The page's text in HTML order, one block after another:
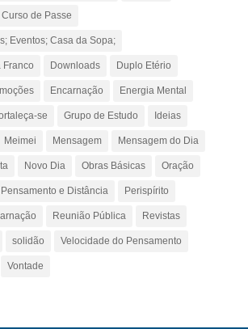
Curso de Passe
Eventos; Casa da Sopa;
Franco Downloads Duplo Etério
Encarnação Energia Mental
se Grupo de Estudo Ideias
Meimei Mensagem Mensagem do Dia
Novo Dia Obras Básicas Oração
Pensamento e Distância Perispírito
Reunião Pública Revistas
solidão Velocidade do Pensamento
Vontade